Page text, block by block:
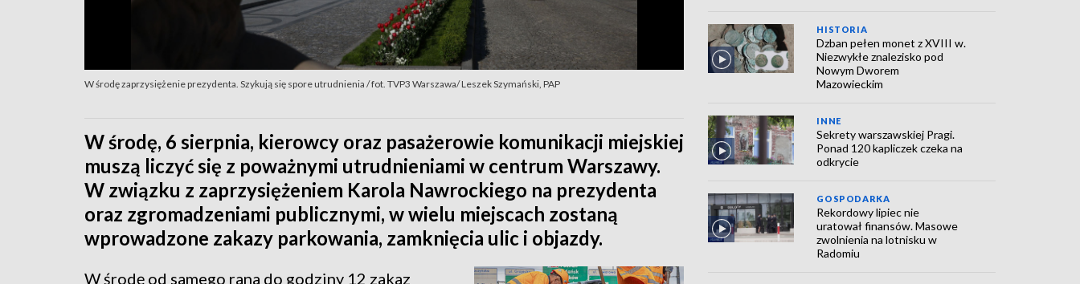
W środę zaprzysiężenie prezydenta. Szykują się spore utrudnienia / fot. TVP3 Warszawa/ Leszek Szymański, PAP
W środę, 6 sierpnia, kierowcy oraz pasażerowie komunikacji miejskiej
muszą liczyć się z poważnymi utrudnieniami w centrum Warszawy.
W związku z zaprzysiężeniem Karola Nawrockiego na prezydenta
oraz zgromadzeniami publicznymi, w wielu miejscach zostaną
wprowadzone zakazy parkowania, zamknięcia ulic i objazdy.
W środę od samego rana do godziny 12 zakaz
HISTORIA
Dzban pełen monet z XVIII w.
Niezwykłe znalezisko pod
Nowym Dworem
Mazowieckim
INNE
Sekrety warszawskiej Pragi.
Ponad 120 kapliczek czeka na
odkrycie
GOSPODARKA
Rekordowy lipiec nie
uratował finansów. Masowe
zwolnienia na lotnisku w
Radomiu